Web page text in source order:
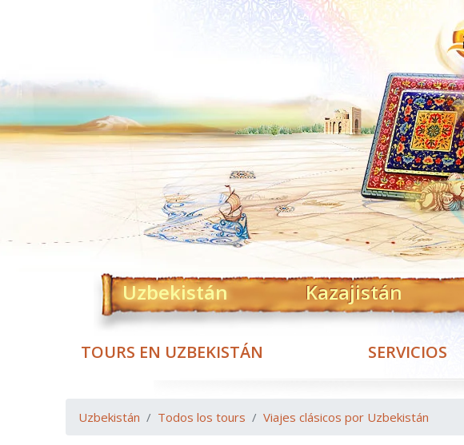
Uzbekistán Kazajistán
TOURS EN UZBEKISTÁN SERVICIOS
Uzbekistán Todos los tours Viajes clásicos por Uzbekistán